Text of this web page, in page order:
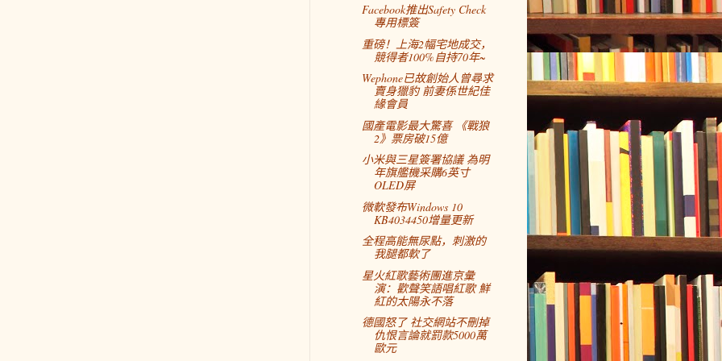
Facebook推出Safety Check
專用標簽
重磅！上海2幅宅地成交，
競得者100%自持70年~
Wephone已故創始人曾尋求
賣身獵豹 前妻係世紀佳
緣會員
國產電影最大驚喜 《戰狼
2》票房破15億
小米與三星簽署協議 為明
年旗艦機采購6英寸
OLED屏
微軟發布Windows 10
KB4034450增量更新
全程高能無尿點，刺激的
我腿都軟了
星火紅歌藝術團進京彙
演：歡聲笑語唱紅歌 鮮
紅的太陽永不落
德國怒了 社交網站不刪掉
仇恨言論就罰款5000萬
歐元